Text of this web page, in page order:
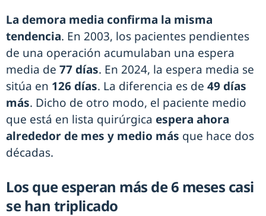
La demora media confirma la misma
tendencia. En 2003, los pacientes pendientes
de una operación acumulaban una espera
media de 77 días. En 2024, la espera media se
sitúa en 126 días. La diferencia es de 49 días
más. Dicho de otro modo, el paciente medio
que está en lista quirúrgica espera ahora
alrededor de mes y medio más que hace dos
décadas.
Los que esperan más de 6 meses casi
se han triplicado